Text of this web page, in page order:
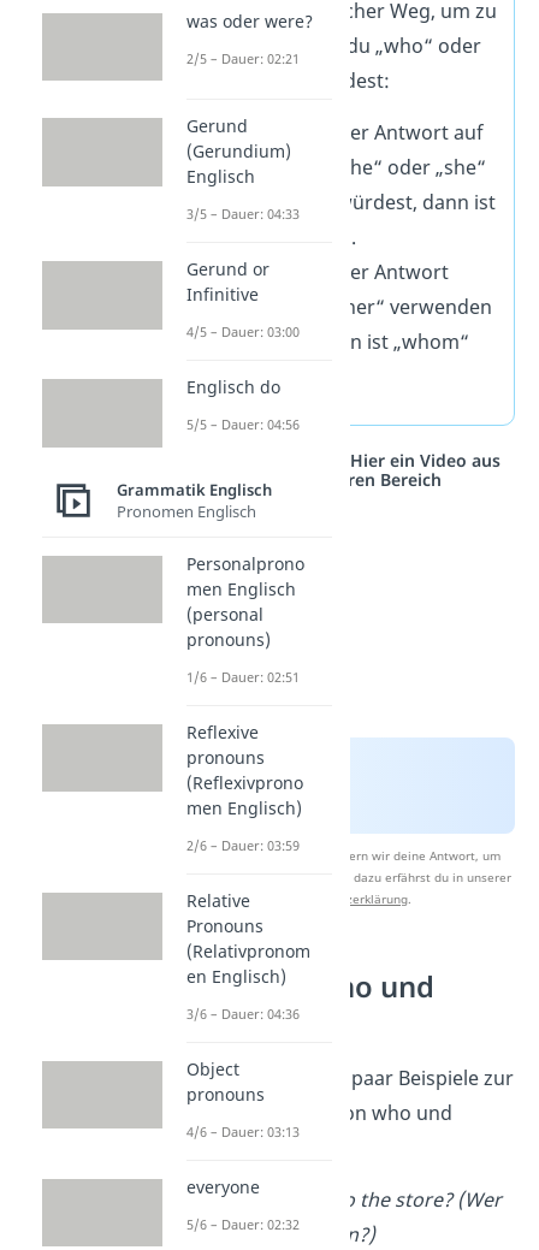
Hier ist ein einfacher Weg, um zu
entscheiden, ob du „who“ oder
„whom“ verwendest:
Wenn du in der Antwort auf
deine Frage „he“ oder „she“
verwenden würdest, dann ist
„who“ richtig.
Wenn du in der Antwort
„him“ oder „her“ verwenden
würdest, dann ist „whom“
richtig.
Studyflix vernetzt: Hier ein Video aus
einem anderen Bereich
Nach Beantwortung speichern wir deine Antwort, um
Studyflix zu verbessern. Mehr dazu erfährst du in unserer
Datenschutzerklärung.
Beispiele who und
whom
Hier findest du ein paar Beispiele zur
Unterscheidung
von who und
whom:
Whois going to the store? (Wer
geht zum Laden?)
was oder were?
2/5 – Dauer: 02:21
Gerund
(Gerundium)
Englisch
3/5 – Dauer: 04:33
Gerund or
Infinitive
4/5 – Dauer: 03:00
Englisch do
5/5 – Dauer: 04:56
Grammatik Englisch
Pronomen Englisch
Personalprono
men Englisch
(personal
pronouns)
1/6 – Dauer: 02:51
Reflexive
pronouns
(Reflexivprono
men Englisch)
2/6 – Dauer: 03:59
Relative
Pronouns
(Relativpronom
en Englisch)
3/6 – Dauer: 04:36
Object
pronouns
4/6 – Dauer: 03:13
everyone
5/6 – Dauer: 02:32